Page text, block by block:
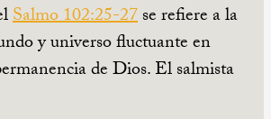
Salmo 102:25-27se refiere a la
y universo fluctuante en
de Dios. El salmista